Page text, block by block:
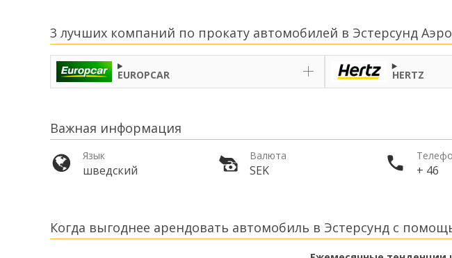
3 лучших компаний по прокату автомобилей в Эстерсунд
EUROPCAR HERTZ
Важная информация
Язык
шведский
Валюта
SEK + 46
Когда выгоднее арендовать автомобиль в Эстерсунд с